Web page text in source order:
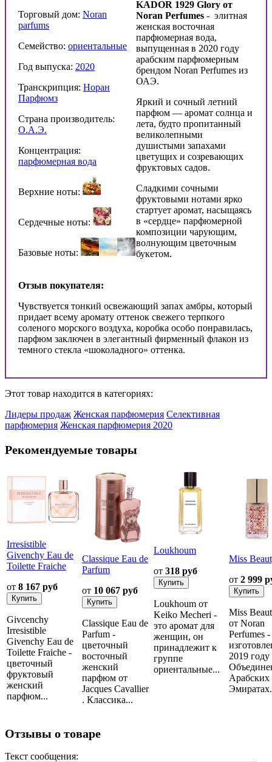
Торговый дом: Noran
parfums
Семейство: ориентальные
Год выпуска: 2020
Транскрипция: Норан
Парфюмз
Страна производитель:
О.А.Э.
Концентрация:
парфюмерная вода
Верхние ноты:
Сердечные ноты:
Базовые ноты:
KADOR 1929 Glory от
Noran Perfumes - элитная
женская восточная
парфюмерная вода,
выпущенная в 2020 году
арабским парфюмерным
брендом Noran Perfumes из
ОАЭ.
Яркий и сочный летний
парфюм — аромат солнца и
лета, будто пропитанный
великолепными
душистыми запахами
цветущих и созревающих
фруктовых садов.
Сладкими сочными
фруктовыми нотами ярко
стартует аромат, насыщаясь
в «сердце» парфюмерной
композиции чарующим,
волнующим цветочным
букетом.
Отзыв покупателя:
Чувствуется тонкий освежающий запах амбры, который
придает всему аромату оттенок свежего терпкого
соленого морского воздуха, коробка особо понравилась,
парфюм заключен в элегантный фирменный флакон из
темного стекла «шоколадного» оттенка.
Этот товар находится в категориях:
Лидеры продаж Женская парфюмерия Селективная
парфюмерия Женская парфюмерия 2020
Рекомендуемые товары
Irresistible
Givenchy Eau de
Toilette Fraiche
от 8 167 руб
Givcenchy
Irresistible
Givenchy Eau de
Toilette Fraiche -
цветочный
фруктовый
женский
парфюм...
Classique Eau de
Parfum
от 10 067 руб
Classique Eau de
Parfum -
цветочный
восточный
женский
парфюм от
Jacques Cavallier
. Классика...
Loukhoum
от 318 руб
Loukhoum от
Keiko Mecheri -
это аромат для
женщин, он
принадлежит к
группе
ориентальные...
Miss
от 2 999
Miss
от Noran
Perfumes -
2019 году
Арабских
Отзывы о товаре
Текст сообщения: